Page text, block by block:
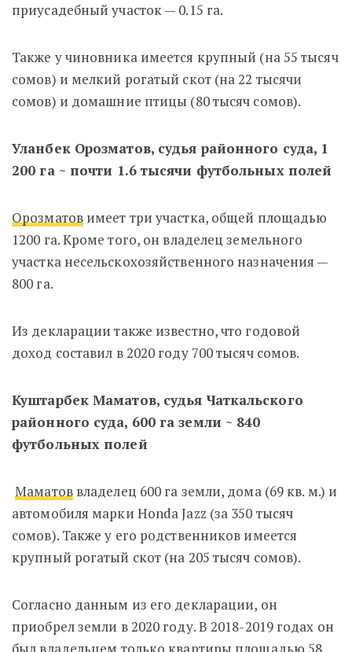
приусадебный участок — 0.15 га.
Также у чиновника имеется крупный (на 55 тысяч
сомов) и мелкий рогатый скот (на 22 тысячи
сомов) и домашние птицы (80 тысяч сомов).
Уланбек Орозматов, судья районного суда, 1
200 га ~ почти 1.6 тысячи футбольных полей
Орозматовимеет три участка, общей площадью
1200 га. Кроме того, он владелец земельного
участка несельскохозяйственного назначения —
800 га.
Из декларации также известно, что годовой
доход составил в 2020 году 700 тысяч сомов.
Куштарбек Маматов, судья Чаткальского
районного суда, 600 га земли ~ 840
футбольных полей
Маматоввладелец 600 га земли, дома (69 кв. м.) и
автомобиля марки Honda Jazz (за 350 тысяч
сомов). Также у его родственников имеется
крупный рогатый скот (на 205 тысяч сомов).
Согласно данным из его декларации, он
приобрел земли в 2020 году. В 2018-2019 годах он
был владельцем только квартиры площадью 58